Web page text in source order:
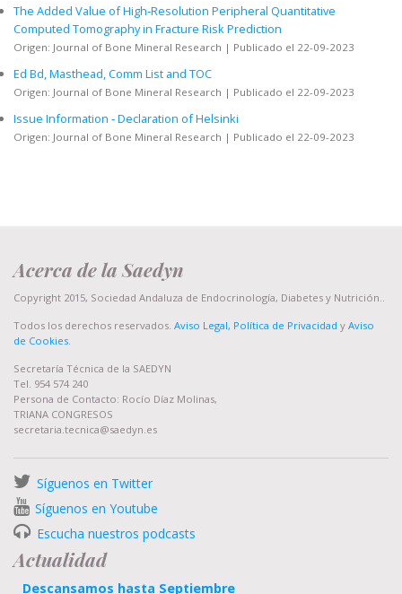
The Added Value of High‐Resolution Peripheral Quantitative
Computed Tomography in Fracture Risk Prediction
Origen: Journal of Bone Mineral Research Publicado el 22-09-2023
Ed Bd, Masthead, Comm List and TOC
Origen: Journal of Bone Mineral Research Publicado el 22-09-2023
Issue Information ‐ Declaration of Helsinki
Origen: Journal of Bone Mineral Research Publicado el 22-09-2023
Acerca de la Saedyn
Copyright 2015, Sociedad Andaluza de Endocrinología, Diabetes y Nutrición..
Todos los derechos reservados. Aviso Legal, Política de Privacidad y Aviso
de Cookies
Secretaría Técnica de la SAEDYN
Tel. 954 574 240
Persona de Contacto: Rocío Díaz Molinas,
TRIANA CONGRESOS
secretaria.tecnica@saedyn.es
Síguenos en Twitter
Síguenos en Youtube
Escucha nuestros podcasts
Actualidad
Descansamos hasta Septiembre